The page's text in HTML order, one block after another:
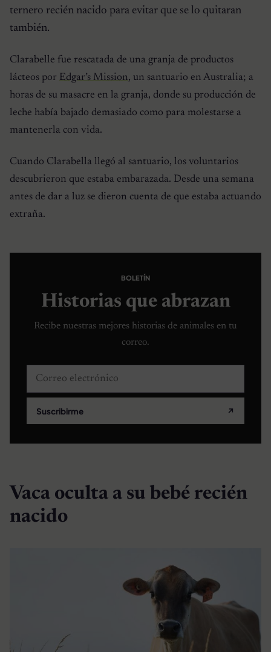
ternero recién nacido para evitar que se lo quitaran
también.
Clarabelle fue rescatada de una granja de productos
lácteos por Edgar’s Mission, un santuario en Australia; a
horas de su masacre en la granja, donde su producción de
leche había bajado demasiado como para molestarse a
mantenerla con vida.
Cuando Clarabella llegó al santuario, los voluntarios
descubrieron que estaba embarazada. Desde una semana
antes de dar a luz se dieron cuenta de que estaba actuando
extraña.
BOLETÍN
Historias que abrazan
Recibe nuestras mejores historias de animales en tu
correo.
Correo electrónico
Suscribirme ↗
Vaca oculta a su bebé recién
nacido